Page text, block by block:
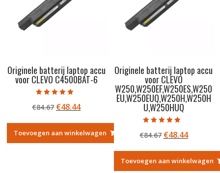
Originele batterij laptop accu
voor CLEVO C4500BAT-6
5.00
uit 5
€84.67 Oorspronkelijke
was:
€84.67.
€48.44Huidige
is:
€48.44.
Toevoegen aan winkelwagen
Originele batterij laptop accu
voor CLEVO
W250,W250EF,W250ES,W250
EU,W250EUQ,W250H,W250H
U,W250HUQ
4.50
uit 5
€84.67
was:
€84.67.
€48.44Huidige
is:
€48.44.
Toevoegen aan winkelwagen